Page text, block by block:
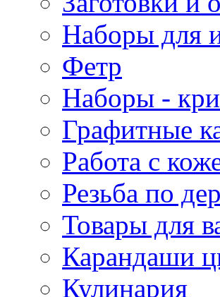
Наборы для
Фетр
Наборы -
Графитные
Работа с
Резьба по
Товары для
Карандаши
Кулинария